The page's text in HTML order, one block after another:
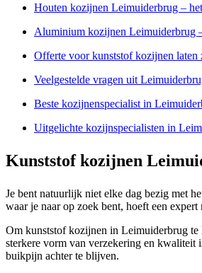
Houten kozijnen Leimuiderbrug –
Aluminium kozijnen Leimuiderbrug
Offerte voor kunststof kozijnen
Veelgestelde vragen uit
Beste kozijnenspecialist in
Uitgelichte kozijnspecialisten in
Kunststof kozijnen
Je bent natuurlijk niet elke dag bezig met
waar je naar op zoek bent, hoeft een
Om kunststof kozijnen in Leimuiderbrug te
sterkere vorm van verzekering en
buikpijn achter te blijven.